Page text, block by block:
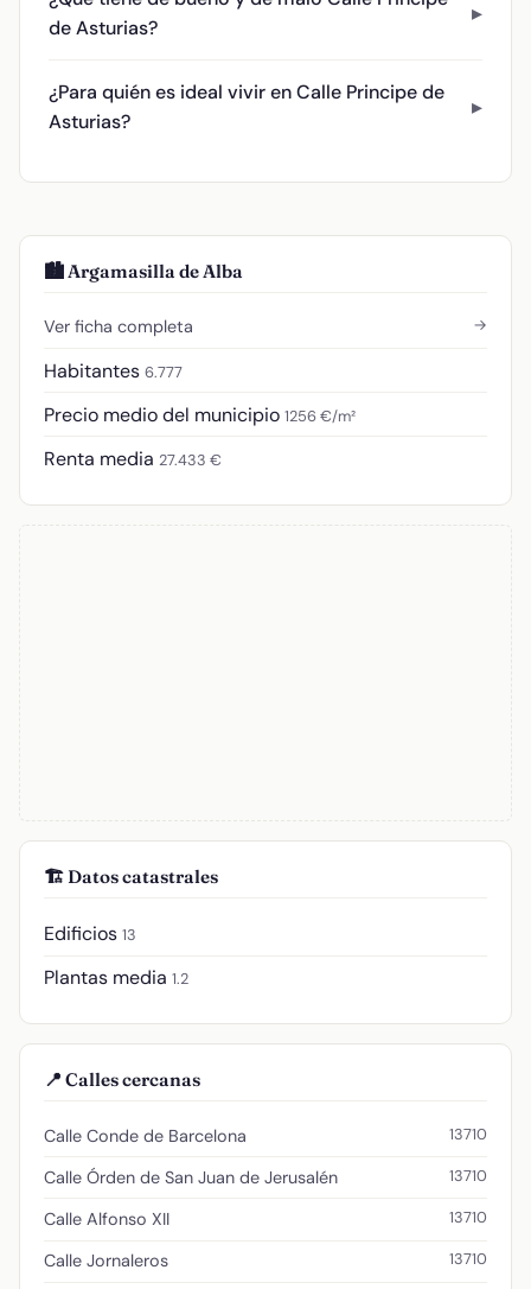
de Asturias?
¿Para quién es ideal vivir en Calle Principe de
Asturias?
🏙️ Argamasilla de Alba
Ver ficha completa →
Habitantes 6.777
Precio medio del municipio 1256 €/m²
Renta media 27.433 €
🏗️ Datos catastrales
Edificios 13
Plantas media 1.2
📍 Calles cercanas
Calle Conde de Barcelona 13710
Calle Órden de San Juan de Jerusalén 13710
Calle Alfonso XII 13710
Calle Jornaleros 13710